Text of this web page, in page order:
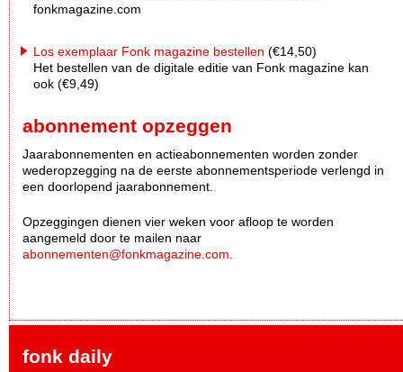
fonkmagazine.com
Los exemplaar Fonk magazine bestellen (€14,50)
Het bestellen van de digitale editie van Fonk magazine kan
ook (€9,49)
abonnement opzeggen
Jaarabonnementen en actieabonnementen worden zonder
wederopzegging na de eerste abonnementsperiode verlengd in
een doorlopend jaarabonnement.
Opzeggingen dienen vier weken voor afloop te worden
aangemeld door te mailen naar
abonnementen@fonkmagazine.com
fonk daily